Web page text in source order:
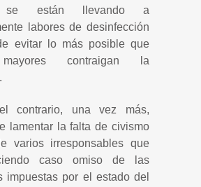
se están llevando a
labores de desinfección
evitar lo más posible que
contraigan la
contrario, una vez más,
lamentar la falta de civismo
varios irresponsables que
caso omiso de las
impuestas por el estado del